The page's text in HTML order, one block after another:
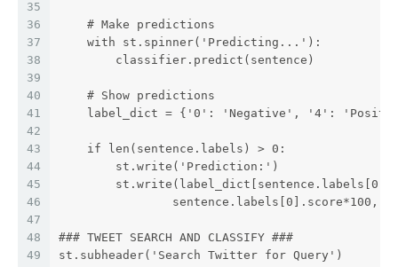
35
36
37
38
39
40
41
42
43
44
45
46
47
48
49
    # Make predictions
    with st.spinner('Predicting...'):
        classifier.predict(sentence)
    # Show predictions
label_dict = {'0': 'Negative', '4':
    if len(sentence.labels) > 0:
        st.write('Prediction:')
sentence.labels[0].score*100,
### TWEET SEARCH AND CLASSIFY ###
st.subheader('Search Twitter for Query')